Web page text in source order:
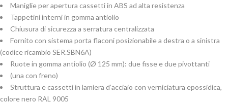
Maniglie per apertura cassetti in ABS ad alta resistenza
Tappetini interni in gomma antiolio
Chiusura di sicurezza a serratura centralizzata
Fornito con sistema porta flaconi posizionabile a destra o a sinistra
(codice ricambio SER.SBN6A)
Ruote in gomma antiolio (Ø 125 mm): due fisse e due pivottanti
(una con freno)
Struttura e cassetti in lamiera d’acciaio con verniciatura epossidica,
colore nero RAL 9005